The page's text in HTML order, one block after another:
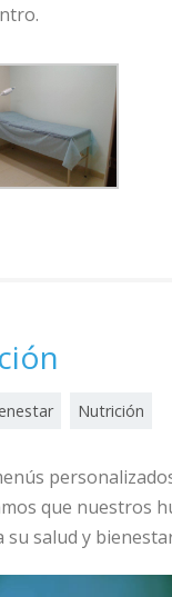
Nutrición
que nuestros
su salud y